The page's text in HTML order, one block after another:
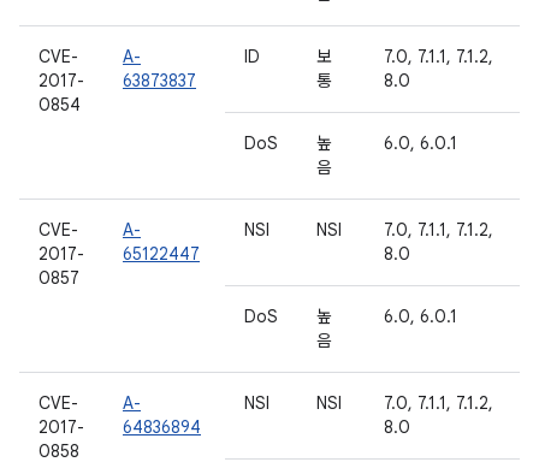
CVE-
2017-
0854
A-
63873837
ID
보
통
7.0, 7.1.1, 7.1.2,
8.0
DoS
높
음
6.0, 6.0.1
CVE-
2017-
0857
A-
65122447
NSI NSI
7.0, 7.1.1, 7.1.2,
8.0
DoS
높
음
6.0, 6.0.1
CVE-
2017-
0858
A-
64836894
NSI NSI
7.0, 7.1.1, 7.1.2,
8.0